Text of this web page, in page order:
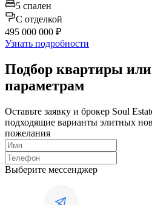
5 спален
C отделкой
495 000 000 ₽
Узнать подробности
Подбор квартиры
параметрам
Оставьте заявку и брокер Soul
подходящие варианты элитных
пожелания
Выберите мессенджер